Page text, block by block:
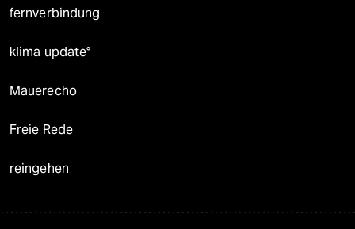
fernverbindung
klima update°
Mauerecho
Freie Rede
reingehen